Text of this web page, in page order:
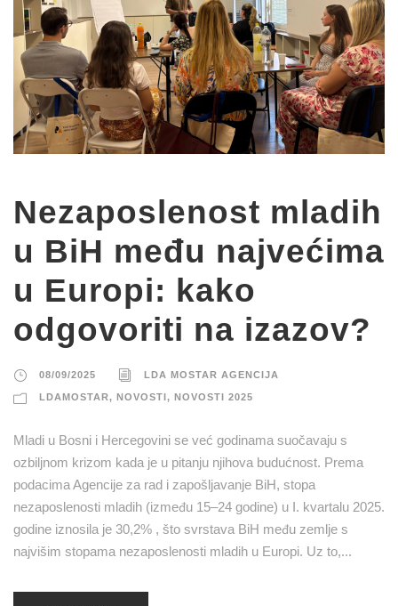
Nezaposlenost mladih
u BiH među najvećima
u Europi: kako
odgovoriti na izazov?
08/09/2025 LDA MOSTAR AGENCIJA
LDAMOSTAR, NOVOSTI, NOVOSTI 2025
Mladi u Bosni i Hercegovini se već godinama suočavaju s
ozbiljnom krizom kada je u pitanju njihova budućnost. Prema
podacima Agencije za rad i zapošljavanje BiH, stopa
nezaposlenosti mladih (između 15–24 godine) u I. kvartalu 2025.
godine iznosila je 30,2% , što svrstava BiH među zemlje s
najvišim stopama nezaposlenosti mladih u Europi. Uz to,...